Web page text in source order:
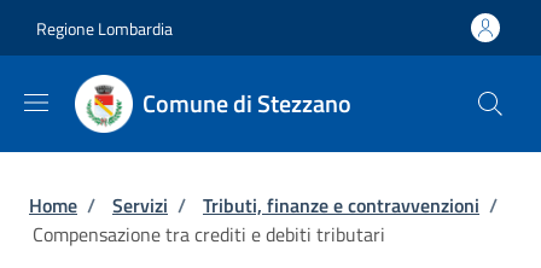
Regione Lombardia
Comune di Stezzano
Briciole di pane
Home / Servizi / Tributi, finanze e contravvenzioni /
Compensazione tra crediti e debiti tributari